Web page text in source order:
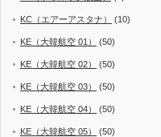
KC（エアーアスタナ） (10)
KE（大韓航空 01） (50)
KE（大韓航空 02） (50)
KE（大韓航空 03） (50)
KE（大韓航空 04） (50)
KE（大韓航空 05） (50)